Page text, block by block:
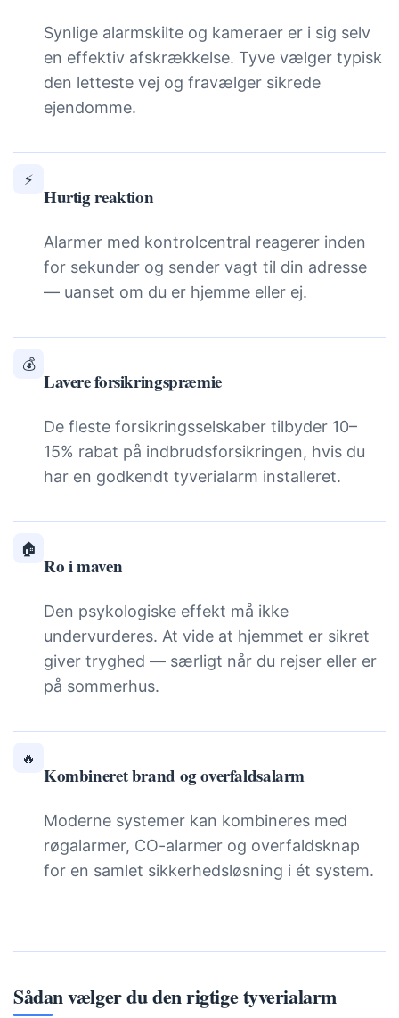
Synlige alarmskilte og kameraer er i sig selv
en effektiv afskrækkelse. Tyve vælger typisk
den letteste vej og fravælger sikrede
ejendomme.
⚡
Hurtig reaktion
Alarmer med kontrolcentral reagerer inden
for sekunder og sender vagt til din adresse
— uanset om du er hjemme eller ej.
💰
Lavere forsikringspræmie
De fleste forsikringsselskaber tilbyder 10–
15% rabat på indbrudsforsikringen, hvis du
har en godkendt tyverialarm installeret.
🏠
Ro i maven
Den psykologiske effekt må ikke
undervurderes. At vide at hjemmet er sikret
giver tryghed — særligt når du rejser eller er
på sommerhus.
🔥
Kombineret brand og overfaldsalarm
Moderne systemer kan kombineres med
røgalarmer, CO-alarmer og overfaldsknap
for en samlet sikkerhedsløsning i ét system.
Sådan vælger du den rigtige tyverialarm